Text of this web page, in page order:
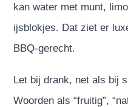
kan water met munt,
ijsblokjes. Dat ziet er
BBQ-gerecht.
Let bij drank, net als bij
Woorden als “fruitig”,